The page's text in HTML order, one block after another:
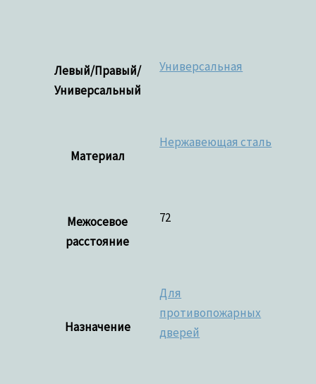
Левый/Правый/
Универсальный
Универсальная
Материал
Нержавеющая сталь
Межосевое
расстояние
72
Назначение
Для
противопожарных
дверей